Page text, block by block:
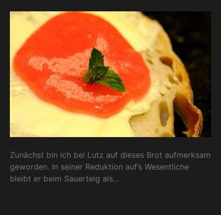
Zunächst bin ich bei Lutz auf dieses Brot aufmerksam
geworden. In seiner Reduktion auf’s Wesentliche
bleibt er beim Sauerteig als…